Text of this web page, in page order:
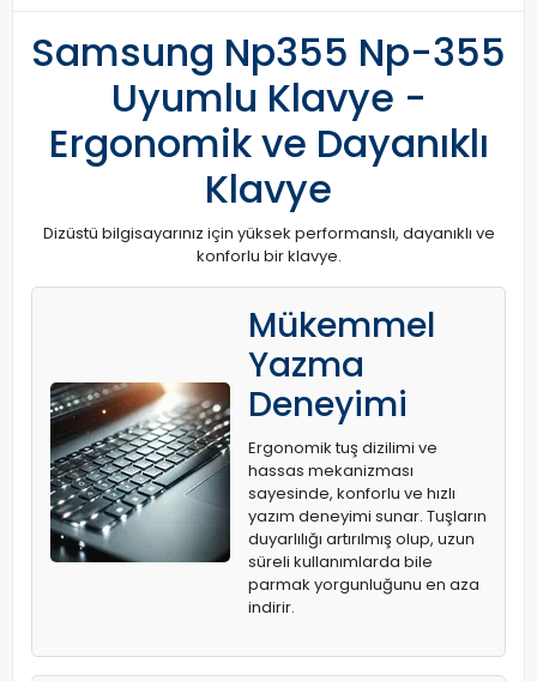
Samsung Np355 Np-355
Uyumlu Klavye -
Ergonomik ve Dayanıklı
Klavye
Dizüstü bilgisayarınız için yüksek performanslı, dayanıklı ve
konforlu bir klavye.
Mükemmel
Yazma
Deneyimi
Ergonomik tuş dizilimi ve
hassas mekanizması
sayesinde, konforlu ve hızlı
yazım deneyimi sunar. Tuşların
duyarlılığı artırılmış olup, uzun
süreli kullanımlarda bile
parmak yorgunluğunu en aza
indirir.